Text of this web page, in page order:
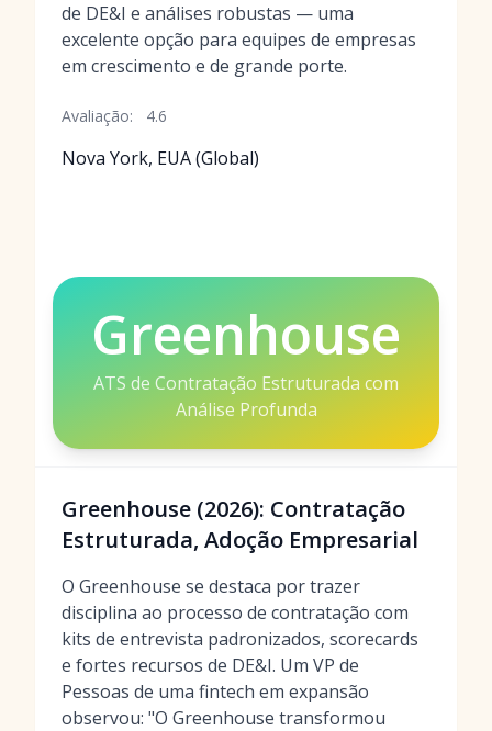
de DE&I e análises robustas — uma
excelente opção para equipes de empresas
em crescimento e de grande porte.
Avaliação: 4.6
Nova York, EUA (Global)
Greenhouse
ATS de Contratação Estruturada com
Análise Profunda
Greenhouse (2026): Contratação
Estruturada, Adoção Empresarial
O Greenhouse se destaca por trazer
disciplina ao processo de contratação com
kits de entrevista padronizados, scorecards
e fortes recursos de DE&I. Um VP de
Pessoas de uma fintech em expansão
observou: "O Greenhouse transformou